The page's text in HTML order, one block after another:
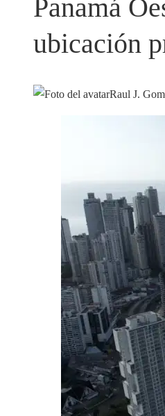
Panamá
ubicación
Raul J.